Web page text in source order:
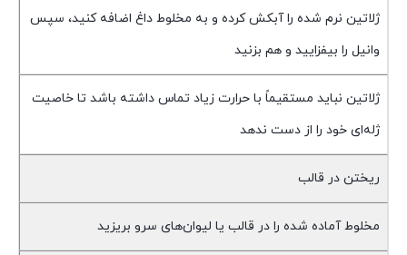
ژلاتین نرم شده را آبکش کرده و به مخلوط داغ اضافه کنید، سپس
وانیل را بیفزایید و هم بزنید
ژلاتین نباید مستقیماً با حرارت زیاد تماس داشته باشد تا خاصیت
ژله‌ای خود را از دست ندهد
ریختن در قالب
مخلوط آماده شده را در قالب یا لیوان‌های سرو بریزید